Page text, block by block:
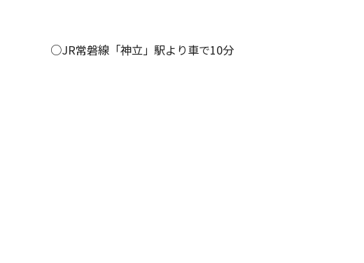
○JR常磐線「神立」駅より車で10分